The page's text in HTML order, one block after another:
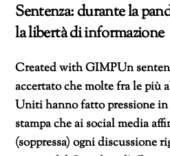
Sentenza: durante la
la libertà di informazione
Created with GIMPUn
accertato che molte fra le più
Uniti hanno fatto pressione
stampa che ai social media
(soppressa) ogni discussione